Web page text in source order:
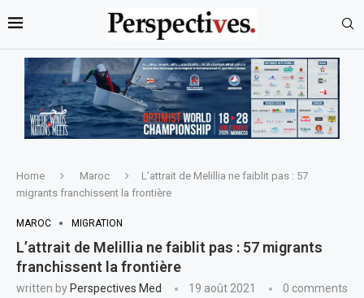
Home Maroc
L’attrait de Melillia ne faiblit pas : 57
migrants franchissent la frontière
MAROC MIGRATION
L’attrait de Melillia ne faiblit pas : 57 migrants
franchissent la frontière
written by Perspectives Med 19 août 2021 0 comments